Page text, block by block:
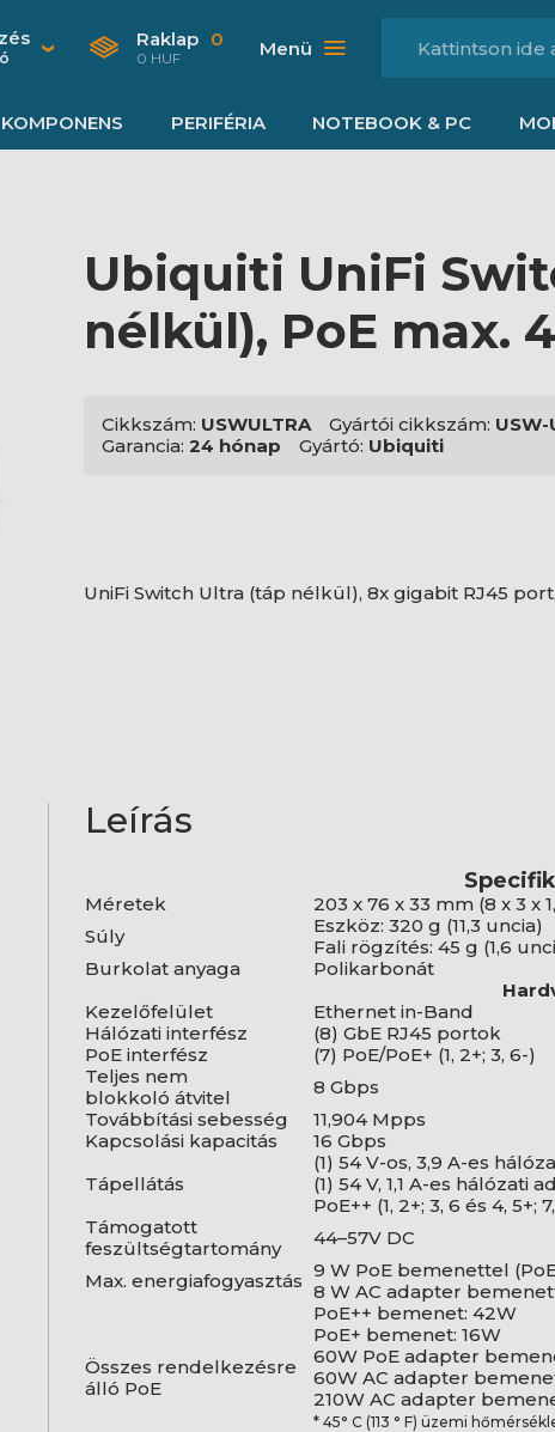
Raklap 0
0 HUF Menü
KOMPONENS PERIFÉRIA NOTEBOOK & PC
Ubiquiti UniFi
nélkül), PoE max.
Cikkszám: USWULTRA Gyártói cikkszám: USW-
Garancia: 24 hónap Gyártó: Ubiquiti
UniFi Switch Ultra (táp nélkül), 8x gigabit RJ45
Leírás
Méretek
203 x 76 x 33 mm (8 x 3 x
Súly
Eszköz: 320 g (11,3 uncia)
Fali rögzítés: 45 g (1,6
Burkolat anyaga
Polikarbonát
Kezelőfelület
Ethernet in-Band
Hálózati interfész
(8) GbE RJ45 portok
PoE interfész
(7) PoE/PoE+ (1, 2+; 3, 6-)
Teljes nem
blokkoló átvitel
8 Gbps
Továbbítási sebesség
11,904 Mpps
Kapcsolási kapacitás
16 Gbps
Tápellátás
(1) 54 V-os, 3,9 A-es
(1) 54 V, 1,1 A-es hálózati
PoE++ (1, 2+; 3, 6 és 4, 5+;
Támogatott
feszültségtartomány
44–57V DC
Max. energiafogyasztás 9 W PoE bemenettel
8 W AC adapter
Összes rendelkezésre
álló PoE
PoE++ bemenet: 42W
PoE+ bemenet: 16W
60W PoE adapter
60W AC adapter
210W AC adapter
* 45° C (113 ° F) üzemi